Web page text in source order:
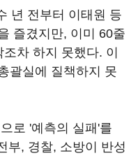
년 전부터 이태원 등
즐겼지만, 이미 60줄
차 하지 못했다. 이
괄실에 질책하지 못
로 '예측의 실패'를
부, 경찰, 소방이 반성